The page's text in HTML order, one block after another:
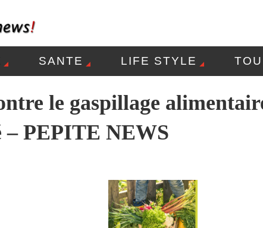
SANTE LIFE STYLE
LÉGALES POLITIQUE DE
le gaspillage
– PEPITE NEWS